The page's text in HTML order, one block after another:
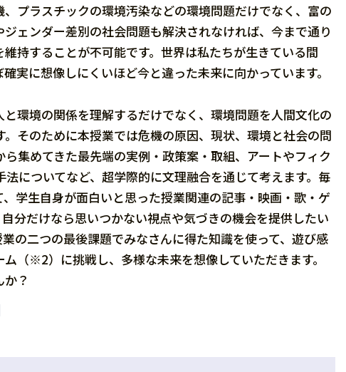
、プラスチックの環境汚染などの環境問題だけでなく、富の
ジェンダー差別の社会問題も解決されなければ、今まで通り
維持することが不可能です。世界は私たちが生きている間
確実に想像しにくいほど今と違った未来に向かっています。
環境の関係を理解するだけでなく、環境問題を人間文化の
そのために本授業では危機の原因、現状、環境と社会の問
集めてきた最先端の実例・政策案・取組、アートやフィク
についてなど、超学際的に文理融合を通じて考えます。毎
学生自身が面白いと思った授業関連の記事・映画・歌・ゲ
分だけなら思いつかない視点や気づきの機会を提供したい
の二つの最後課題でみなさんに得た知識を使って、遊び感
※2）に挑戦し、多様な未来を想像していただきます。
？